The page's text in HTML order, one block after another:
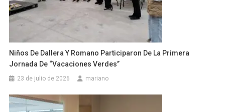
Niños De Dallera Y Romano Participaron De La Primera
Jornada De “Vacaciones Verdes”
23 de julio de 2026 mariano